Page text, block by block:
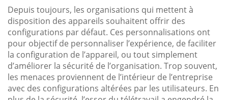
Depuis toujours, les organisations qui mettent à
disposition des appareils souhaitent offrir des
configurations par défaut. Ces personnalisations ont
pour objectif de personnaliser l’expérience, de faciliter
la configuration de l’appareil, ou tout simplement
d’améliorer la sécurité de l’organisation. Trop souvent,
les menaces proviennent de l’intérieur de l’entreprise
avec des configurations altérées par les utilisateurs. En